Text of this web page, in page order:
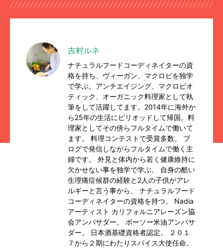
吉村ルネ
ナチュラルフードコーディネイターの資
格を持ち、ヴィーガン、マクロビを独学
で学ぶ。アンチエイジング、マクロビオ
ティック、オーガニック料理家として執
筆をして活躍してます。2014年に海外か
ら25年の生活にピリオッドして帰国。料
理家としてその傍らフルタイムで働いて
ます。 料理コンテストで受賞多数。 ブ
ログで発信しながらフルタイムで働く主
婦です。 外見と体内から若く健康維持に
欠かせない事を独学で学ぶ。 自身の酷い
生理痛症候群の経験と2人の子供がアレ
ルギーと言う事から、 ナチュラルフード
コーディネイターの資格を持つ。 Nadia
アーティスト カリフォルニアレーズン協
会アンバサダー。 ボーソー米油アンバサ
ダー。 日本酒基礎資格者認定。 ２０１
７から２期にわたりスパイス大使任命。